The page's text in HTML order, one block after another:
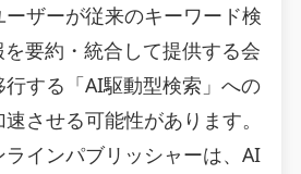
ザーが従来のキーワード検
要約・統合して提供する会
する「AI駆動型検索」への
させる可能性があります。
インパブリッシャーは、AI